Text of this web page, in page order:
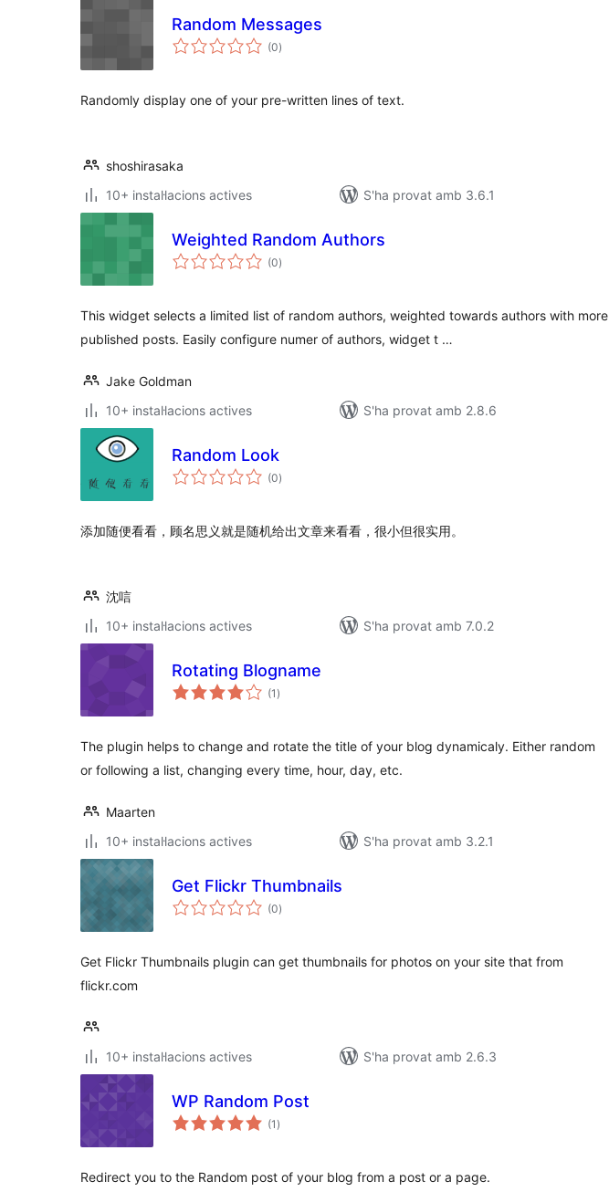
Random Messages
(0puntuacions
totals
)
Randomly display one of your pre-written lines of text.
shoshirasaka
10+ instal·lacions actives
S'ha provat amb 3.6.1
Weighted Random Authors
(0puntuacions
totals
)
This widget selects a limited list of random authors, weighted towards authors with more
published posts. Easily configure numer of authors, widget t …
Jake Goldman
10+ instal·lacions actives
S'ha provat amb 2.8.6
Random Look
(0puntuacions
totals
)
添加随便看看，顾名思义就是随机给出文章来看看，很小但很实用。
沈唁
10+ instal·lacions actives
S'ha provat amb 7.0.2
Rotating Blogname
(1 puntuacions
totals
)
The plugin helps to change and rotate the title of your blog dynamicaly. Either random
or following a list, changing every time, hour, day, etc.
Maarten
10+ instal·lacions actives
S'ha provat amb 3.2.1
Get Flickr Thumbnails
(0puntuacions
totals
)
Get Flickr Thumbnails plugin can get thumbnails for photos on your site that from
flickr.com
10+ instal·lacions actives S'ha provat amb 2.6.3
WP Random Post
(1 puntuacions
totals
)
Redirect you to the Random post of your blog from a post or a page.